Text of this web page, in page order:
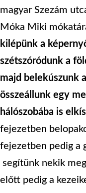
magyar Szezám
Móka Miki
kilépünk a
szétszóródunk a
majd belekúszunk
összeállunk egy
hálószobába is
fejezetben
fejezetben pedig a
segítünk nekik
előtt pedig a